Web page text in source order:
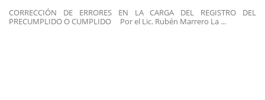
CORRECCIÓN DE ERRORES EN LA CARGA DEL REGISTRO DEL
PRECUMPLIDO O CUMPLIDO Por el Lic. Rubén Marrero La ...